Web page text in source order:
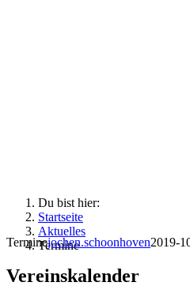
Du bist hier:
Startseite
Aktuelles
Termine
Terminejochen.schoonhoven2019-
Vereinskalender